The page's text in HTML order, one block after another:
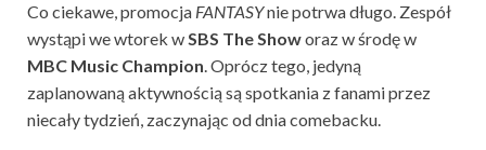
Co ciekawe, promocja FANTASYnie potrwa długo. Zespół
wystąpi we wtorek w SBS The Showoraz w środę w
MBC Music Champion . Oprócz tego, jedyną
zaplanowaną aktywnością są spotkania z fanami przez
niecały tydzień, zaczynając od dnia comebacku.